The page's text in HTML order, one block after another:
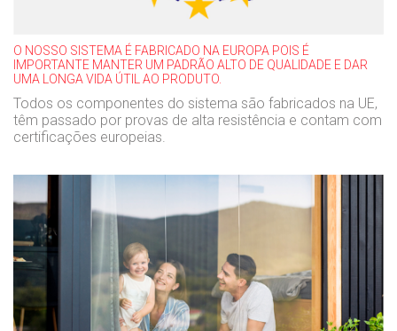
O NOSSO SISTEMA É FABRICADO NA EUROPA POIS É
IMPORTANTE MANTER UM PADRÃO ALTO DE QUALIDADE E DAR
UMA LONGA VIDA ÚTIL AO PRODUTO.
Todos os componentes do sistema são fabricados na UE,
têm passado por provas de alta resistência e contam com
certificações europeias.